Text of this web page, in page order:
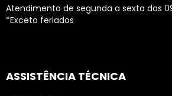
Atendimento de segunda a sexta das
*Exceto feriados
ASSISTÊNCIA TÉCNICA